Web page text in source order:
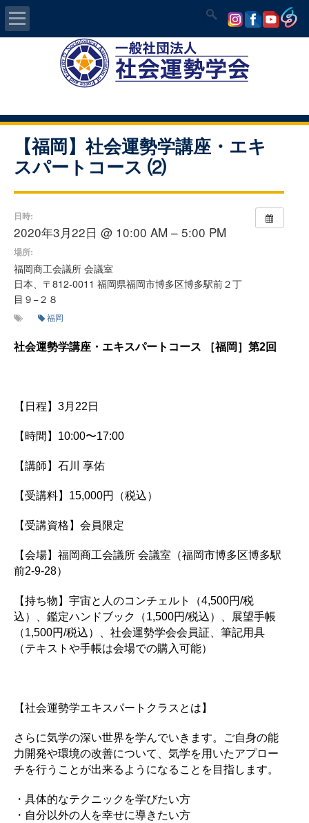
認定講師資格試験
気学/易 セミナー
開運MAPS
【福岡】社会運勢学講座・エキ
スパートコース ⑵
日時:
2020年3月22日 @ 10:00 AM – 5:00 PM
場所:
福岡商工会議所 会議室
日本、〒812-0011 福岡県福岡市博多区博多駅前２丁
目９−２８
福岡
社会運勢学講座・エキスパートコース ［福岡］第2回
【日程】3月22日
【時間】10:00〜17:00
【講師】石川 享佑
【受講料】15,000円（税込）
【受講資格】会員限定
【会場】福岡商工会議所 会議室（福岡市博多区博多駅
前2-9-28）
【持ち物】宇宙と人のコンチェルト（4,500円/税
込）、鑑定ハンドブック（1,500円/税込）、展望手帳
（1,500円/税込）、社会運勢学会会員証、筆記用具
（テキストや手帳は会場での購入可能）
【社会運勢学エキスパートクラスとは】
さらに気学の深い世界を学んでいきます。ご自身の能
力開発や環境の改善について、気学を用いたアプロー
チを行うことが出来るようになることを目指します。
・具体的なテクニックを学びたい方
・自分以外の人を幸せに導きたい方